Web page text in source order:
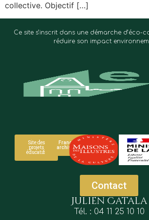
collective. Objectif […]
Site des
projets
éducatifs
France
archives
Contact
Julien Catala
Tél. : 04 11 25 10 10
Ce site s’inscrit dans une démarche d’éco-
réduire son impact